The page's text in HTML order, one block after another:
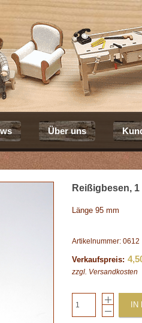
Über uns
Reißigbesen,
Länge 95 mm
Artikelnummer: 0612
Verkaufspreis:
zzgl. Versandkosten